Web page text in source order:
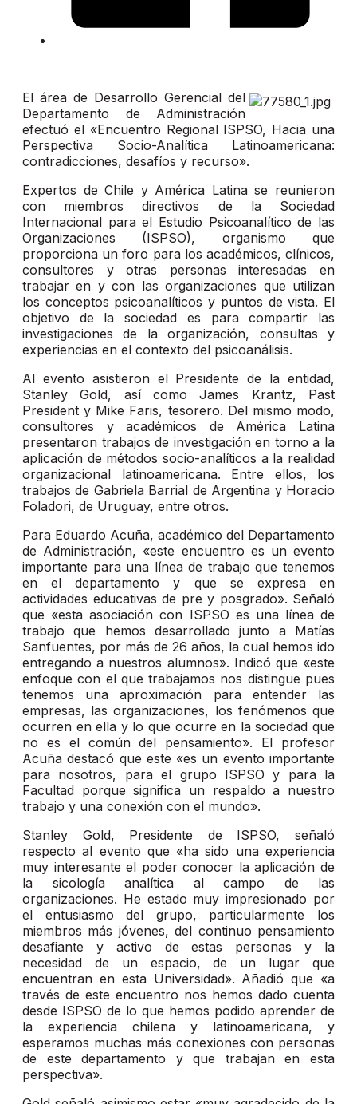
El área de Desarrollo Gerencial del
Departamento de Administración
efectuó el «Encuentro Regional ISPSO, Hacia una
Perspectiva Socio-Analítica Latinoamericana:
contradicciones, desafíos y recurso».
Expertos de Chile y América Latina se reunieron
con miembros directivos de la Sociedad
Internacional para el Estudio Psicoanalítico de las
Organizaciones (ISPSO), organismo que
proporciona un foro para los académicos, clínicos,
consultores y otras personas interesadas en
trabajar en y con las organizaciones que utilizan
los conceptos psicoanalíticos y puntos de vista. El
objetivo de la sociedad es para compartir las
investigaciones de la organización, consultas y
experiencias en el contexto del psicoanálisis.
Al evento asistieron el Presidente de la entidad,
Stanley Gold, así como James Krantz, Past
President y Mike Faris, tesorero. Del mismo modo,
consultores y académicos de América Latina
presentaron trabajos de investigación en torno a la
aplicación de métodos socio-analíticos a la realidad
organizacional latinoamericana. Entre ellos, los
trabajos de Gabriela Barrial de Argentina y Horacio
Foladori, de Uruguay, entre otros.
Para Eduardo Acuña, académico del Departamento
de Administración, «este encuentro es un evento
importante para una línea de trabajo que tenemos
en el departamento y que se expresa en
actividades educativas de pre y posgrado». Señaló
que «esta asociación con ISPSO es una línea de
trabajo que hemos desarrollado junto a Matías
Sanfuentes, por más de 26 años, la cual hemos ido
entregando a nuestros alumnos». Indicó que «este
enfoque con el que trabajamos nos distingue pues
tenemos una aproximación para entender las
empresas, las organizaciones, los fenómenos que
ocurren en ella y lo que ocurre en la sociedad que
no es el común del pensamiento». El profesor
Acuña destacó que este «es un evento importante
para nosotros, para el grupo ISPSO y para la
Facultad porque significa un respaldo a nuestro
trabajo y una conexión con el mundo».
Stanley Gold, Presidente de ISPSO, señaló
respecto al evento que «ha sido una experiencia
muy interesante el poder conocer la aplicación de
la sicología analítica al campo de las
organizaciones. He estado muy impresionado por
el entusiasmo del grupo, particularmente los
miembros más jóvenes, del continuo pensamiento
desafiante y activo de estas personas y la
necesidad de un espacio, de un lugar que
encuentran en esta Universidad». Añadió que «a
través de este encuentro nos hemos dado cuenta
desde ISPSO de lo que hemos podido aprender de
la experiencia chilena y latinoamericana, y
esperamos muchas más conexiones con personas
de este departamento y que trabajan en esta
perspectiva».